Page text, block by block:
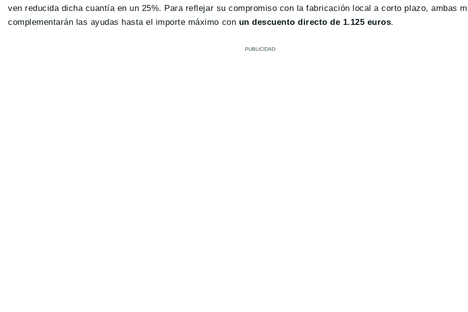
ven reducida dicha cuantía en un 25%. Para reflejar su compromiso con la fabricación local a corto plazo, ambas
complementarán las ayudas hasta el importe máximo con un descuento directo de 1.125 euros.